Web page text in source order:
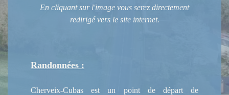
En cliquant sur l'image vous serez directement
redirigé vers le site internet.
Randonnées :
​​​​​​​Cherveix-Cubas est un point de départ de